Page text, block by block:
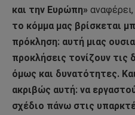
και την Ευρώπη»
το κόμμα μας βρίσκεται
πρόκληση: αυτή μιας
προκλήσεις τονίζουν τις
όμως και δυνατότητες.
ακριβώς αυτή: να
σχέδιο πάνω στις